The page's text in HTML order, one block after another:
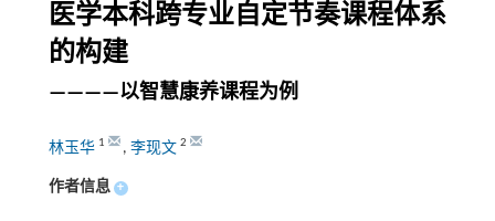
医学本科跨专业自定节奏课程体系
的构建
————以智慧康养课程为例
林玉华 1 , 李现文 2
作者信息 +